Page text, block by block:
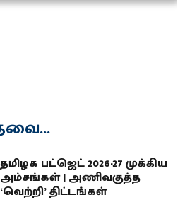
தமிழக பட்ஜெட் 2026-27 முக்கிய
அம்சங்கள் | அணிவகுத்த
‘வெற்றி’ திட்டங்கள்